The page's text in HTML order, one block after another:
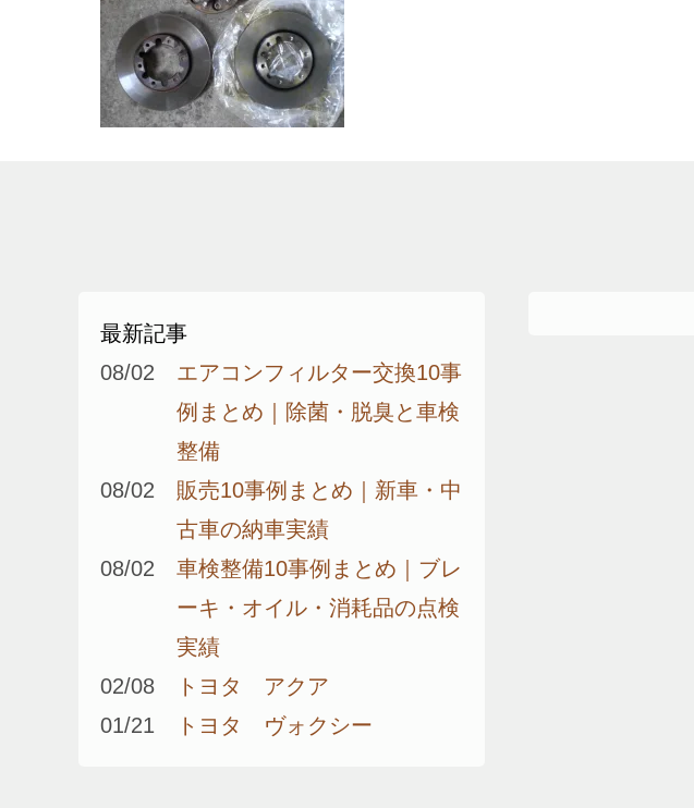
最新記事
08/02
エアコンフィルター交換10事
例まとめ｜除菌・脱臭と車検
整備
08/02
販売10事例まとめ｜新車・中
古車の納車実績
08/02
車検整備10事例まとめ｜ブレ
ーキ・オイル・消耗品の点検
実績
02/08
トヨタ アクア
01/21
トヨタ ヴォクシー